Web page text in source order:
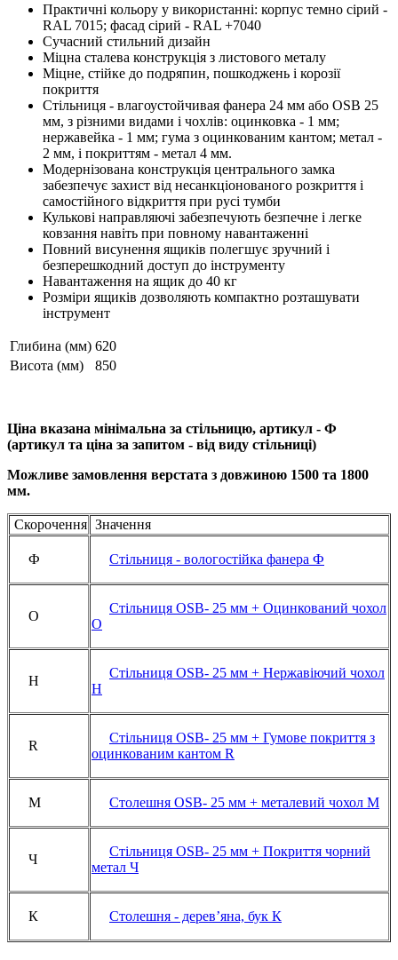
Практичні кольору у використанні: корпус темно сірий -
RAL 7015; фасад сірий - RAL +7040
Сучасний стильний дизайн
Міцна сталева конструкція з листового металу
Міцне, стійке до подряпин, пошкоджень і корозії
покриття
Стільниця - влагоустойчивая фанера 24 мм або OSB 25
мм, з різними видами і чохлів: оцинковка - 1 мм;
нержавейка - 1 мм; гума з оцинкованим кантом; метал -
2 мм, і покриттям - метал 4 мм.
Модернізована конструкція центрального замка
забезпечує захист від несанкціонованого розкриття і
самостійного відкриття при русі тумби
Кулькові направляючі забезпечують безпечне і легке
ковзання навіть при повному навантаженні
Повний висунення ящиків полегшує зручний і
безперешкодний доступ до інструменту
Навантаження на ящик до 40 кг
Розміри ящиків дозволяють компактно розташувати
інструмент
Глибина (мм) 620
Висота (мм)
850
Ціна вказана мінімальна за стільницю, артикул - Ф
(артикул та ціна за запитом - від виду стільниці)
Можливе замовлення верстата з довжиною 1500 та 1800
мм.
Скорочення Значення
Ф Стільниця - вологостійка фанера Ф
О
Стільниця OSB- 25 мм + Оцинкований чохол
О
Н
Стільниця OSB- 25 мм + Нержавіючий чохол
Н
R
Стільниця OSB- 25 мм + Гумове покриття з
оцинкованим кантом R
M Столешня OSB- 25 мм + металевий чохол М
Ч
Стільниця OSB- 25 мм + Покриття чорний
метал Ч
К Столешня - дерев’яна, бук К